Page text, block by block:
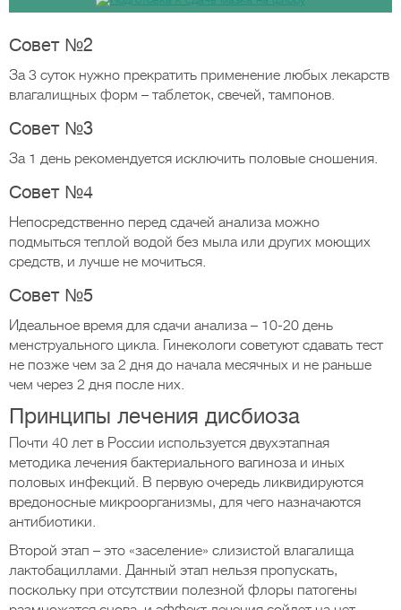
Совет №2
За 3 суток нужно прекратить применение любых лекарств
влагалищных форм – таблеток, свечей, тампонов.
Совет №3
За 1 день рекомендуется исключить половые сношения.
Совет №4
Непосредственно перед сдачей анализа можно
подмыться теплой водой без мыла или других моющих
средств, и лучше не мочиться.
Совет №5
Идеальное время для сдачи анализа – 10-20 день
менструального цикла. Гинекологи советуют сдавать тест
не позже чем за 2 дня до начала месячных и не раньше
чем через 2 дня после них.
Принципы лечения дисбиоза
Почти 40 лет в России используется двухэтапная
методика лечения бактериального вагиноза и иных
половых инфекций. В первую очередь ликвидируются
вредоносные микроорганизмы, для чего назначаются
антибиотики.
Второй этап – это «заселение» слизистой влагалища
лактобациллами. Данный этап нельзя пропускать,
поскольку при отсутствии полезной флоры патогены